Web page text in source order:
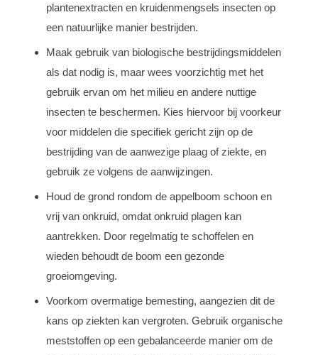
plantenextracten en kruidenmengsels insecten op
een natuurlijke manier bestrijden.
Maak gebruik van biologische bestrijdingsmiddelen
als dat nodig is, maar wees voorzichtig met het
gebruik ervan om het milieu en andere nuttige
insecten te beschermen. Kies hiervoor bij voorkeur
voor middelen die specifiek gericht zijn op de
bestrijding van de aanwezige plaag of ziekte, en
gebruik ze volgens de aanwijzingen.
Houd de grond rondom de appelboom schoon en
vrij van onkruid, omdat onkruid plagen kan
aantrekken. Door regelmatig te schoffelen en
wieden behoudt de boom een gezonde
groeiomgeving.
Voorkom overmatige bemesting, aangezien dit de
kans op ziekten kan vergroten. Gebruik organische
meststoffen op een gebalanceerde manier om de